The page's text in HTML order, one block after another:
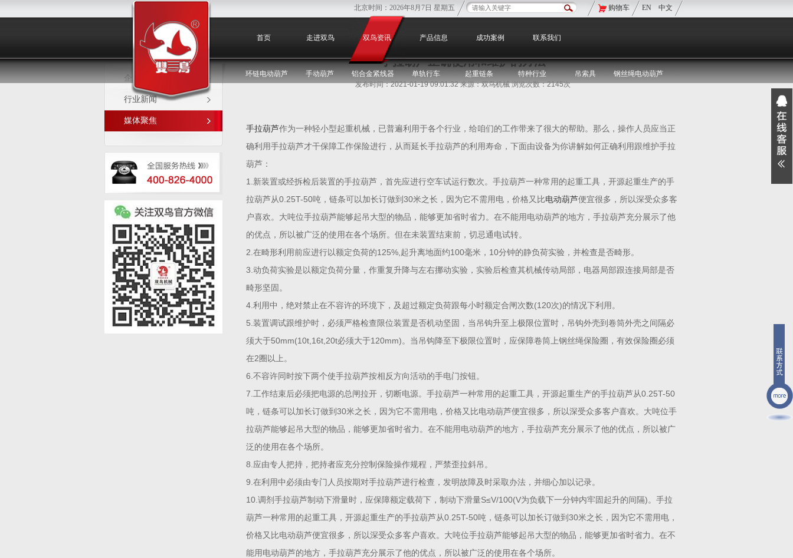
北京时间： 2026年8月7日 星期五 购物车 EN 中文
首页 走进双鸟 双鸟资讯 产品信息 成功案例 联系我们
环链电动葫芦 手动葫芦 铝合金紧线器 单轨行车 起重链条 特种行业 吊索具 钢丝绳电动葫芦
媒体聚焦 您现在的位置：双鸟首页>双鸟资讯>媒体聚焦
企业新闻
行业新闻
媒体聚焦
手拉葫芦正确使用和维护的方法
发布时间：2021-01-19 09:01:32 来源：双鸟机械 浏览次数：2145次
手拉葫芦作为一种轻小型起重机械，已普遍利用于各个行业，给咱们的工作带来了很大的帮助。那么，操作人员应当正
确利用手拉葫芦才干保障工作保险进行，从而延长手拉葫芦的利用寿命，下面由设备为你讲解如何正确利用跟维护手拉
葫芦：
1.新装置或经拆检后装置的手拉葫芦，首先应进行空车试运行数次。手拉葫芦一种常用的起重工具，开源起重生产的手
拉葫芦从0.25T-50吨，链条可以加长订做到30米之长，因为它不需用电，价格又比电动葫芦便宜很多，所以深受众多客
户喜欢。大吨位手拉葫芦能够起吊大型的物品，能够更加省时省力。在不能用电动葫芦的地方，手拉葫芦充分展示了他
的优点，所以被广泛的使用在各个场所。但在未装置结束前，切忌通电试转。
2.在畸形利用前应进行以额定负荷的125%,起升离地面约100毫米，10分钟的静负荷实验，并检查是否畸形。
3.动负荷实验是以额定负荷分量，作重复升降与左右挪动实验，实验后检查其机械传动局部，电器局部跟连接局部是否
畸形坚固。
4.利用中，绝对禁止在不容许的环境下，及超过额定负荷跟每小时额定合闸次数(120次)的情况下利用。
5.装置调试跟维护时，必须严格检查限位装置是否机动坚固，当吊钩升至上极限位置时，吊钩外壳到卷筒外壳之间隔必
须大于50mm(10t,16t,20t必须大于120mm)。当吊钩降至下极限位置时，应保障卷筒上钢丝绳保险圈，有效保险圈必须
在2圈以上。
6.不容许同时按下两个使手拉葫芦按相反方向活动的手电门按钮。
7.工作结束后必须把电源的总闸拉开，切断电源。手拉葫芦一种常用的起重工具，开源起重生产的手拉葫芦从0.25T-50
吨，链条可以加长订做到30米之长，因为它不需用电，价格又比电动葫芦便宜很多，所以深受众多客户喜欢。大吨位手
拉葫芦能够起吊大型的物品，能够更加省时省力。在不能用电动葫芦的地方，手拉葫芦充分展示了他的优点，所以被广
泛的使用在各个场所。
8.应由专人把持，把持者应充分控制保险操作规程，严禁歪拉斜吊。
9.在利用中必须由专门人员按期对手拉葫芦进行检查，发明故障及时采取办法，并细心加以记录。
10.调剂手拉葫芦制动下滑量时，应保障额定载荷下，制动下滑量S≤V/100(V为负载下一分钟内牢固起升的间隔)。手拉
葫芦一种常用的起重工具，开源起重生产的手拉葫芦从0.25T-50吨，链条可以加长订做到30米之长，因为它不需用电，
价格又比电动葫芦便宜很多，所以深受众多客户喜欢。大吨位手拉葫芦能够起吊大型的物品，能够更加省时省力。在不
能用电动葫芦的地方，手拉葫芦充分展示了他的优点，所以被广泛的使用在各个场所。